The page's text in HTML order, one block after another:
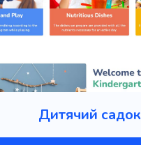
Дитячий садок